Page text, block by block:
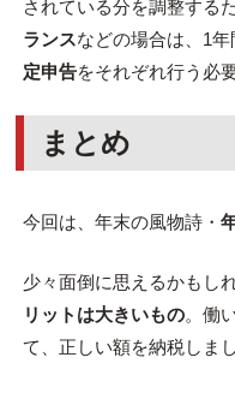
されている分を調整する
ランスなどの場合は、1
定申告をそれぞれ行う必
まとめ
今回は、年末の風物詩・
少々面倒に思えるかもし
リットは大きいもの。働
て、正しい額を納税しま